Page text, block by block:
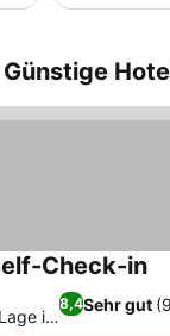
Günstige
Check-in
8,4Sehr gut
in